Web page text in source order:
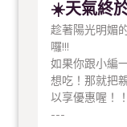
☀️天氣終
趁著陽光明媚
囉!!!
如果你跟小編
想吃！那就把
以享優惠喔！
---